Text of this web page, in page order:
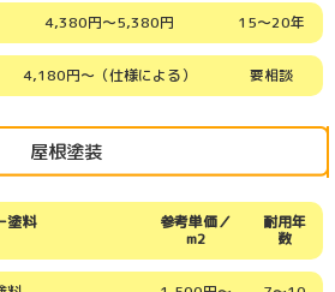
4,380円～5,380円 15～20年
4,180円～（仕様による） 要相談
屋根塗装
塗料
参考単価／
m2
耐用年
数